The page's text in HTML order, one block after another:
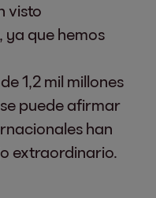
visto
ya que hemos
1,2 mil millones
puede afirmar
han
extraordinario.